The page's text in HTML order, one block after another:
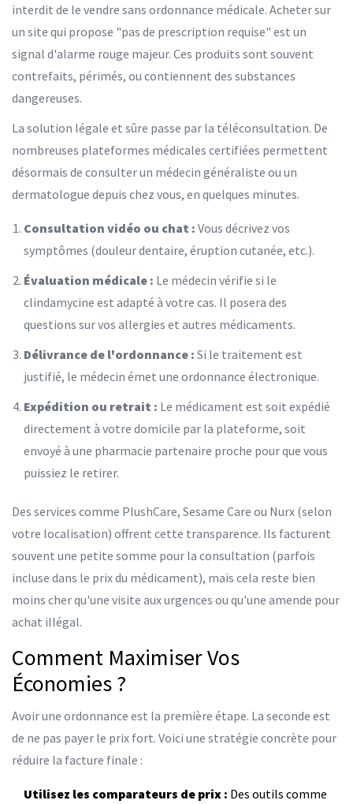
interdit de le vendre sans ordonnance médicale. Acheter sur
un site qui propose "pas de prescription requise" est un
signal d'alarme rouge majeur. Ces produits sont souvent
contrefaits, périmés, ou contiennent des substances
dangereuses.
La solution légale et sûre passe par la téléconsultation. De
nombreuses plateformes médicales certifiées permettent
désormais de consulter un médecin généraliste ou un
dermatologue depuis chez vous, en quelques minutes.
Consultation vidéo ou chat : Vous décrivez vos
symptômes (douleur dentaire, éruption cutanée, etc.).
Évaluation médicale : Le médecin vérifie si le
clindamycine est adapté à votre cas. Il posera des
questions sur vos allergies et autres médicaments.
Délivrance de l'ordonnance : Si le traitement est
justifié, le médecin émet une ordonnance électronique.
Expédition ou retrait : Le médicament est soit expédié
directement à votre domicile par la plateforme, soit
envoyé à une pharmacie partenaire proche pour que vous
puissiez le retirer.
Des services comme PlushCare, Sesame Care ou Nurx (selon
votre localisation) offrent cette transparence. Ils facturent
souvent une petite somme pour la consultation (parfois
incluse dans le prix du médicament), mais cela reste bien
moins cher qu'une visite aux urgences ou qu'une amende pour
achat illégal.
Comment Maximiser Vos
Économies ?
Avoir une ordonnance est la première étape. La seconde est
de ne pas payer le prix fort. Voici une stratégie concrète pour
réduire la facture finale :
Utilisez les comparateurs de prix : Des outils comme